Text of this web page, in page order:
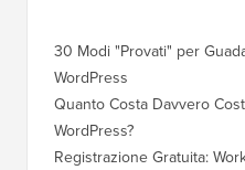
30 Modi "Provati" per
WordPress
Quanto Costa Davvero
WordPress?
Registrazione Gratuita: